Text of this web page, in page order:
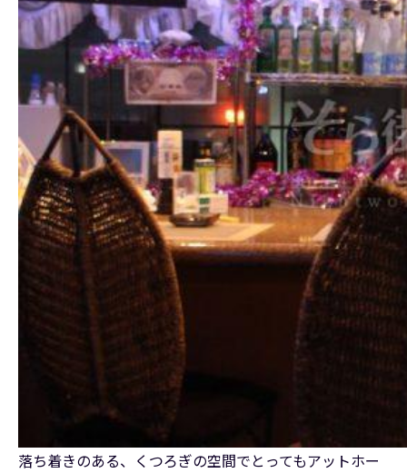
落ち着きのある、くつろぎの空間でとってもアットホー